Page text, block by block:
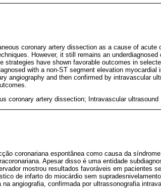
coronary artery dissection as a cause of
However, it still remains an
strategies have shown favorable outcomes in
with a non-ST segment elevation
angiography and then confirmed by intravascular
coronary artery dissection; Intravascular ultrasound
coronariana espontânea como causa da
Apesar disso é uma entidade
mostrou resultados favoráveis em pacientes
de infarto do miocárdio sem
na angiografia, confirmada por ultrassonografia